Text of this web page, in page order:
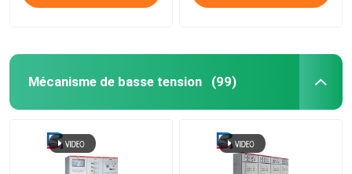
Mécanisme de basse tension (99)